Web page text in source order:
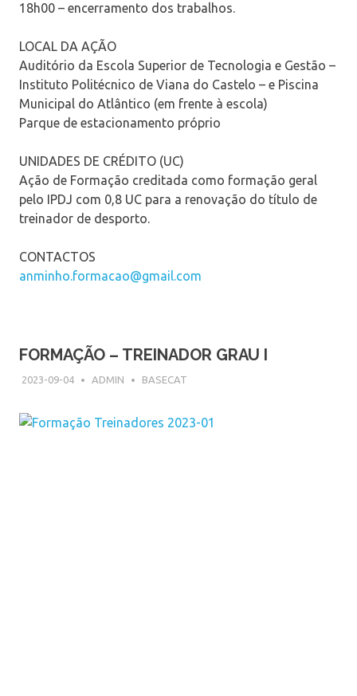
18h00 – encerramento dos trabalhos.
LOCAL DA AÇÃO
Auditório da Escola Superior de Tecnologia e Gestão –
Instituto Politécnico de Viana do Castelo – e Piscina
Municipal do Atlântico (em frente à escola)
Parque de estacionamento próprio
UNIDADES DE CRÉDITO (UC)
Ação de Formação creditada como formação geral
pelo IPDJ com 0,8 UC para a renovação do título de
treinador de desporto.
CONTACTOS
anminho.formacao@gmail.com
FORMAÇÃO – TREINADOR GRAU I
2023-09-04 ADMIN BASECAT